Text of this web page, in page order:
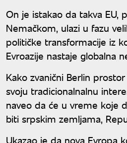
On je istakao da takva EU,
Nemačkom, ulazi u fazu
političke transformacije iz
Evroazije nastaje globalna
Kako zvanični Berlin
svoju tradicionalnalnu
naveo da će u vreme koje
biti srpskim zemljama,
Ukazao je da nova Evropa